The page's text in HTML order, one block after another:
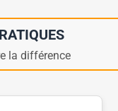
la différence